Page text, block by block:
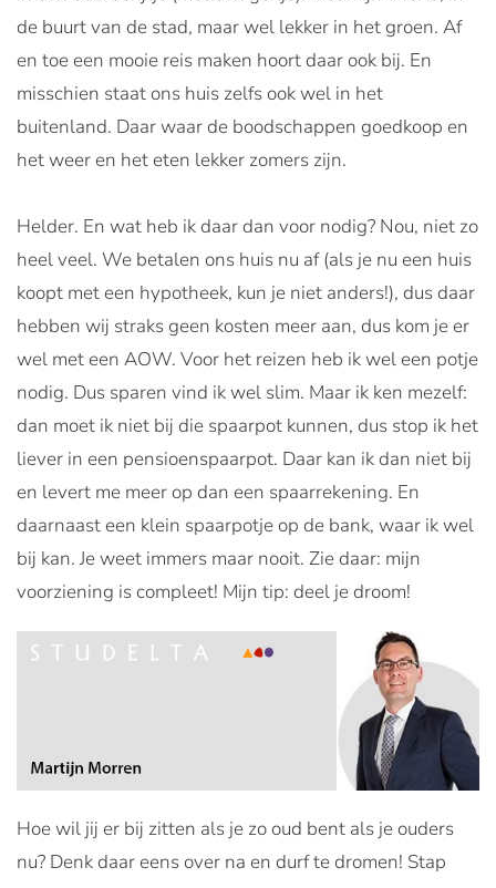
de buurt van de stad, maar wel lekker in het groen. Af
en toe een mooie reis maken hoort daar ook bij. En
misschien staat ons huis zelfs ook wel in het
buitenland. Daar waar de boodschappen goedkoop en
het weer en het eten lekker zomers zijn.
Helder. En wat heb ik daar dan voor nodig? Nou, niet zo
heel veel. We betalen ons huis nu af (als je nu een huis
koopt met een hypotheek, kun je niet anders!), dus daar
hebben wij straks geen kosten meer aan, dus kom je er
wel met een AOW. Voor het reizen heb ik wel een potje
nodig. Dus sparen vind ik wel slim. Maar ik ken mezelf:
dan moet ik niet bij die spaarpot kunnen, dus stop ik het
liever in een pensioenspaarpot. Daar kan ik dan niet bij
en levert me meer op dan een spaarrekening. En
daarnaast een klein spaarpotje op de bank, waar ik wel
bij kan. Je weet immers maar nooit. Zie daar: mijn
voorziening is compleet! Mijn tip: deel je droom!
Hoe wil jij er bij zitten als je zo oud bent als je ouders
nu? Denk daar eens over na en durf te dromen! Stap